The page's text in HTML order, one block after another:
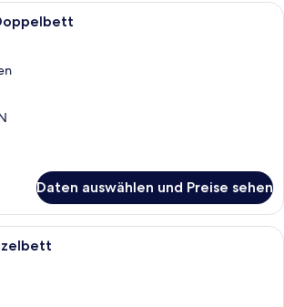
Doppelzimmer, 1 Doppelbett |
Daten auswählen und Preise sehen
Allergikerbettwaren, Schreibtisch,